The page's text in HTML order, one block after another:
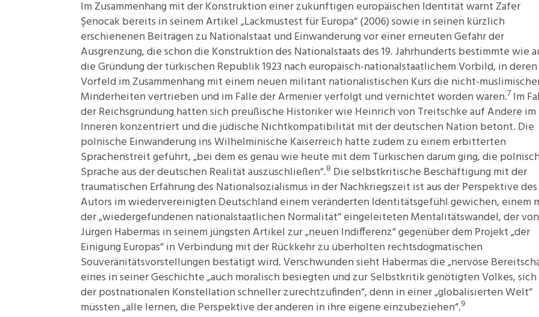
Im Zusammenhang mit der Konstruktion einer zukünftigen europäischen Identität warnt Zafer
Şenocak bereits in seinem Artikel „Lackmustest für Europa“ (2006) sowie in seinen kürzlich
erschienenen Beiträgen zu Nationalstaat und Einwanderung vor einer erneuten Gefahr der
Ausgrenzung, die schon die Konstruktion des Nationalstaats des 19. Jahrhunderts bestimmte wie
die Gründung der türkischen Republik 1923 nach europäisch-nationalstaatlichem Vorbild, in deren
Vorfeld im Zusammenhang mit einem neuen militant nationalistischen Kurs die nicht-
Minderheiten vertrieben und im Falle der Armenier verfolgt und vernichtet worden waren.7 Im
der Reichsgründung hatten sich preußische Historiker wie Heinrich von Treitschke auf Andere im
Inneren konzentriert und die jüdische Nichtkompatibilität mit der deutschen Nation betont. Die
polnische Einwanderung ins Wilhelminische Kaiserreich hatte zudem zu einem erbitterten
Sprachenstreit geführt, „bei dem es genau wie heute mit dem Türkischen darum ging, die
Sprache aus der deutschen Realität auszuschließen“.8 Die selbstkritische Beschäftigung mit der
traumatischen Erfahrung des Nationalsozialismus in der Nachkriegszeit ist aus der Perspektive des
Autors im wiedervereinigten Deutschland einem veränderten Identitätsgefühl gewichen, einem
der „wiedergefundenen nationalstaatlichen Normalität“ eingeleiteten Mentalitätswandel, der von
Jürgen Habermas in seinem jüngsten Artikel zur „neuen Indifferenz“ gegenüber dem Projekt „der
Einigung Europas“ in Verbindung mit der Rückkehr zu überholten rechtsdogmatischen
Souveränitätsvorstellungen bestätigt wird. Verschwunden sieht Habermas die „nervöse
eines in seiner Geschichte „auch moralisch besiegten und zur Selbstkritik genötigten Volkes,
der postnationalen Konstellation schneller zurechtzufinden“, denn in einer „globalisierten Welt“
müssten „alle lernen, die Perspektive der anderen in ihre eigene einzubeziehen“.9